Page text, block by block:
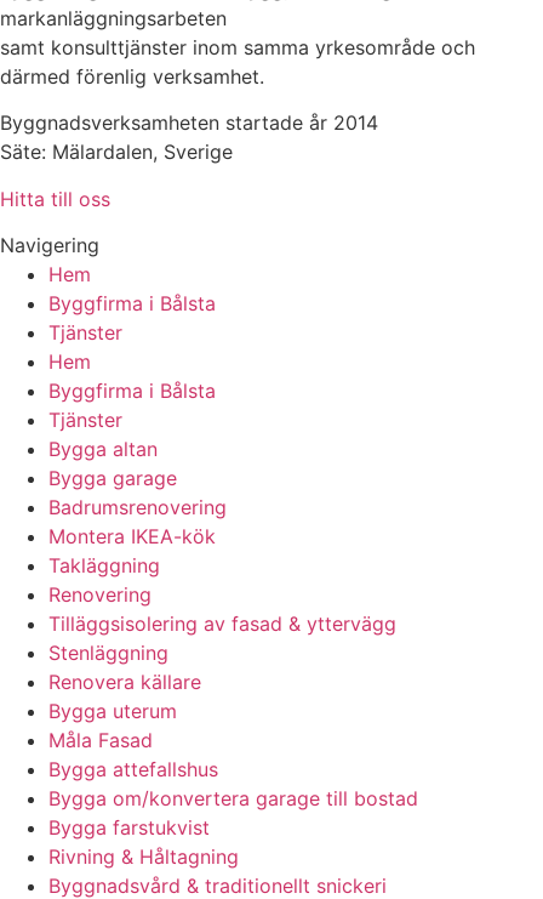
markanläggningsarbeten
samt konsulttjänster inom samma yrkesområde och
därmed förenlig verksamhet.
Byggnadsverksamheten startade år 2014
Säte: Mälardalen, Sverige
Hitta till oss
Navigering
Hem
Byggfirma i Bålsta
Tjänster
Hem
Byggfirma i Bålsta
Tjänster
Bygga altan
Bygga garage
Badrumsrenovering
Montera IKEA-kök
Takläggning
Renovering
Tilläggsisolering av fasad & yttervägg
Stenläggning
Renovera källare
Bygga uterum
Måla Fasad
Bygga attefallshus
Bygga om/konvertera garage till bostad
Bygga farstukvist
Rivning & Håltagning
Byggnadsvård & traditionellt snickeri